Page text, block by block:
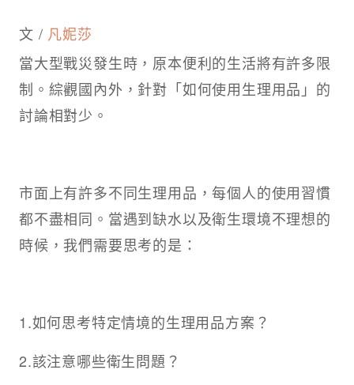
文 / 凡妮莎
當大型戰災發生時，原本便利的生活將有許多限
制。綜觀國內外，針對「如何使用生理用品」的
討論相對少。
市面上有許多不同生理用品，每個人的使用習慣
都不盡相同。當遇到缺水以及衛生環境不理想的
時候，我們需要思考的是：
1.如何思考特定情境的生理用品方案？
2.該注意哪些衛生問題？